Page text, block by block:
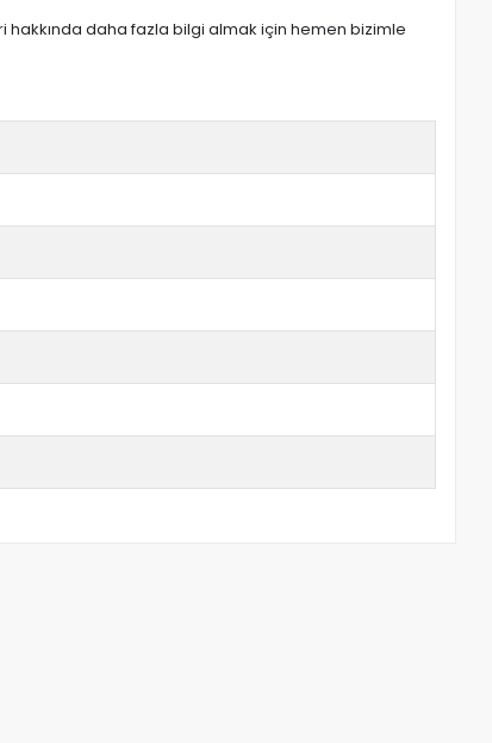
hakkında daha fazla bilgi almak için hemen bizimle